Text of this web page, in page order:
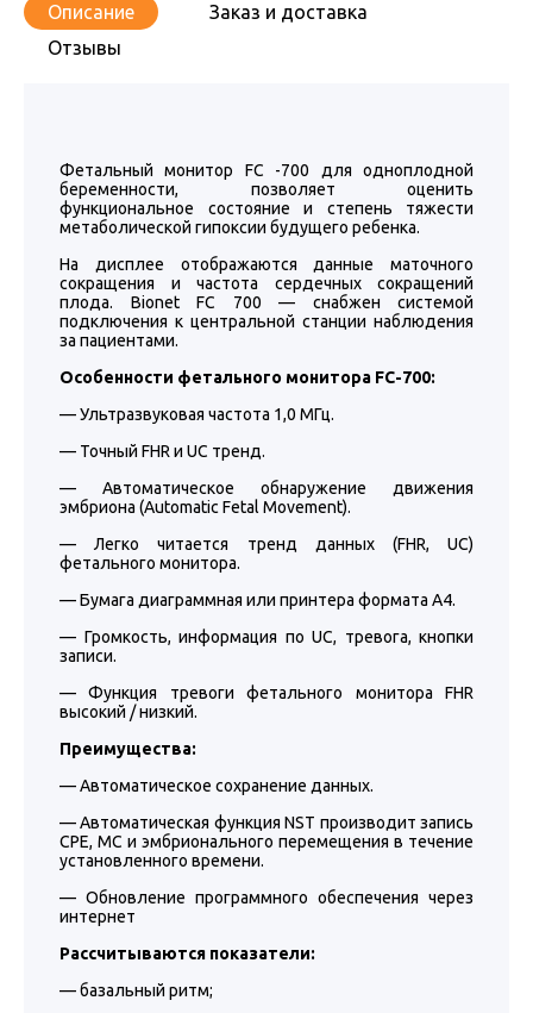
Описание
Заказ и доставка
Отзывы
Фетальный монитор FC -700 для одноплодной
беременности, позволяет оценить
функциональное состояние и степень тяжести
метаболической гипоксии будущего ребенка.
На дисплее отображаются данные маточного
сокращения и частота сердечных сокращений
плода. Bionet FC 700 — снабжен системой
подключения к центральной станции наблюдения
за пациентами.
Особенности фетального монитора FC-700:
— Ультразвуковая частота 1,0 МГц.
— Точный FHR и UC тренд.
— Автоматическое обнаружение движения
эмбриона (Automatic Fetal Movement).
— Легко читается тренд данных (FHR, UC)
фетального монитора.
— Бумага диаграммная или принтера формата A4.
— Громкость, информация по UC, тревога, кнопки
записи.
— Функция тревоги фетального монитора FHR
высокий / низкий.
Преимущества:
— Автоматическое сохранение данных.
— Автоматическая функция NST производит запись
СРЕ, МС и эмбрионального перемещения в течение
установленного времени.
— Обновление программного обеспечения через
интернет
Рассчитываются показатели:
— базальный ритм;